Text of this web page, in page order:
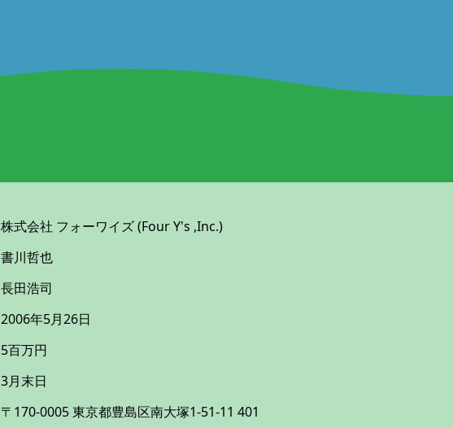
株式会社 フォーワイズ (Four Y's ,Inc.)
書川哲也
長田浩司
2006年5月26日
5百万円
3月末日
〒170-0005 東京都豊島区南大塚1-51-11 401